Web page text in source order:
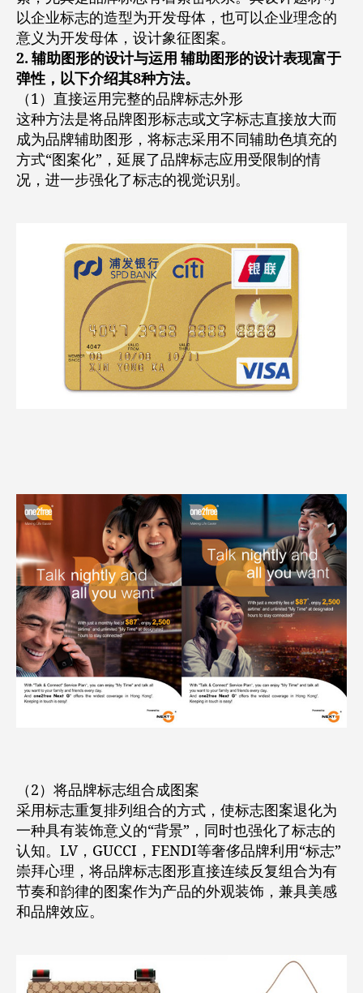
以企业标志的造型为开发母体，也可以企业理念的
意义为开发母体，设计象征图案。
2. 辅助图形的设计与运用 辅助图形的设计表现富于
弹性，以下介绍其8种方法。
（1）直接运用完整的品牌标志外形
这种方法是将品牌图形标志或文字标志直接放大而
成为品牌辅助图形，将标志采用不同辅助色填充的
方式“图案化”，延展了品牌标志应用受限制的情
况，进一步强化了标志的视觉识别。
（2）将品牌标志组合成图案
采用标志重复排列组合的方式，使标志图案退化为
一种具有装饰意义的“背景”，同时也强化了标志的
认知。LV，GUCCI，FENDI等奢侈品牌利用“标志”
崇拜心理，将品牌标志图形直接连续反复组合为有
节奏和韵律的图案作为产品的外观装饰，兼具美感
和品牌效应。